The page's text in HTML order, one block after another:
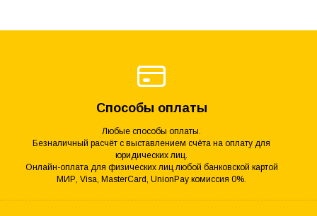
Способы оплаты
Любые способы оплаты.
Безналичный расчёт с выставлением счёта на оплату для
юридических лиц.
Онлайн-оплата для физических лиц любой банковской картой
МИР, Visa, MasterCard, UnionPay комиссия 0%.